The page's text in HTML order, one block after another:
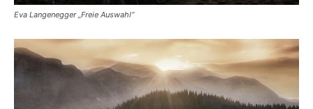
Eva Langenegger „Freie Auswahl“